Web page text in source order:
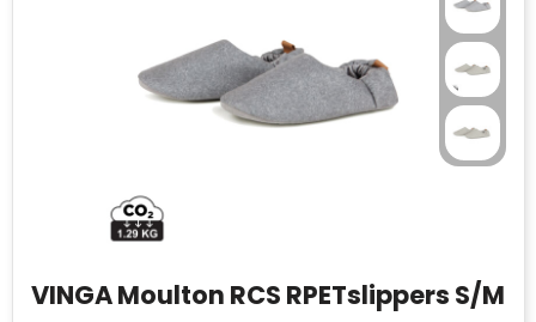
VINGA Moulton RCS RPETslippers S/M